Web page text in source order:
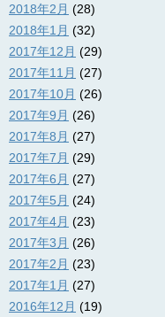
2018年2月 (28)
2018年1月 (32)
2017年12月 (29)
2017年11月 (27)
2017年10月 (26)
2017年9月 (26)
2017年8月 (27)
2017年7月 (29)
2017年6月 (27)
2017年5月 (24)
2017年4月 (23)
2017年3月 (26)
2017年2月 (23)
2017年1月 (27)
2016年12月 (19)